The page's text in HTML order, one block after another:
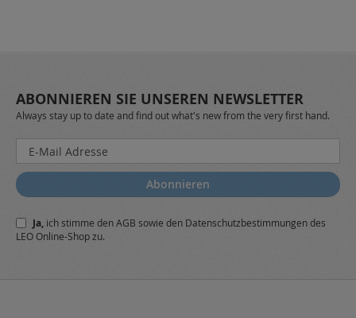
ABONNIEREN SIE UNSEREN NEWSLETTER
Always stay up to date and find out what's new from the very first hand.
Melden
Sie
sich
für
Newsletter
a:
Abonnieren
Ja, ich stimme denAGB sowie den Datenschutzbestimmungendes
LEO Online-Shop zu.